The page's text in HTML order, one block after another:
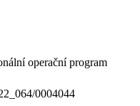
operační program
0004044